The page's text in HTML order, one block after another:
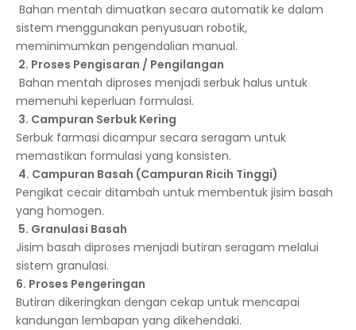
Bahan mentah dimuatkan secara automatik ke dalam
sistem menggunakan penyusuan robotik,
meminimumkan pengendalian manual.
2. Proses Pengisaran / Pengilangan
Bahan mentah diproses menjadi serbuk halus untuk
memenuhi keperluan formulasi.
3. Campuran Serbuk Kering
Serbuk farmasi dicampur secara seragam untuk
memastikan formulasi yang konsisten.
4. Campuran Basah (Campuran Ricih Tinggi)
Pengikat cecair ditambah untuk membentuk jisim basah
yang homogen.
5. Granulasi Basah
Jisim basah diproses menjadi butiran seragam melalui
sistem granulasi.
6. Proses Pengeringan
Butiran dikeringkan dengan cekap untuk mencapai
kandungan lembapan yang dikehendaki.